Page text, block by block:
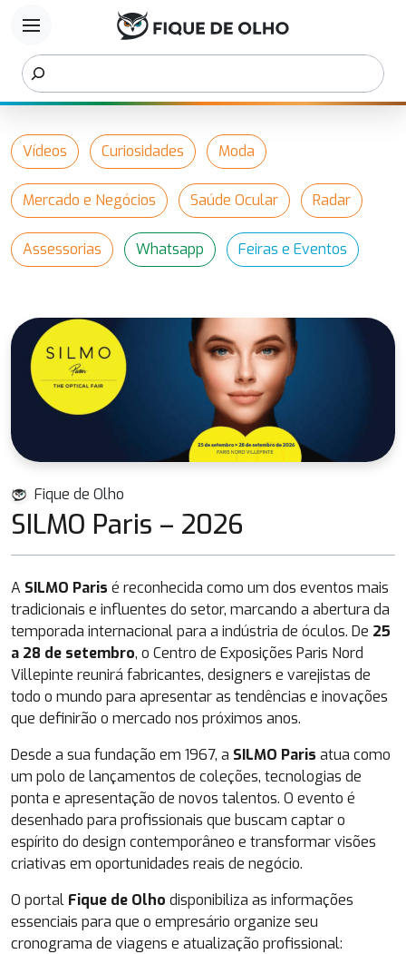
menu
Vídeos Curiosidades Moda
Mercado e Negócios Saúde Ocular Radar
Assessorias Whatsapp Feiras e Eventos
Fique de Olho
SILMO Paris – 2026
A SILMO Paris é reconhecida como um dos eventos mais
tradicionais e influentes do setor, marcando a abertura da
temporada internacional para a indústria de óculos. De 25
a 28 de setembro, o Centro de Exposições Paris Nord
Villepinte reunirá fabricantes, designers e varejistas de
todo o mundo para apresentar as tendências e inovações
que definirão o mercado nos próximos anos.
Desde a sua fundação em 1967, a SILMO Paris atua como
um polo de lançamentos de coleções, tecnologias de
ponta e apresentação de novos talentos. O evento é
desenhado para profissionais que buscam captar o
espírito do design contemporâneo e transformar visões
criativas em oportunidades reais de negócio.
O portal Fique de Olho disponibiliza as informações
essenciais para que o empresário organize seu
cronograma de viagens e atualização profissional: